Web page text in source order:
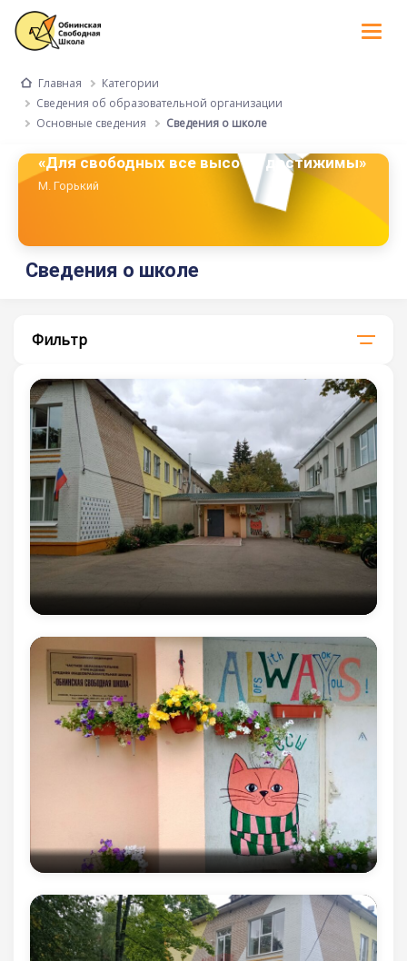
Главная
Категории
Сведения об образовательной организации
Основные сведения
Сведения о школе
«Для свободных все высоты достижимы»
М. Горький
Сведения о школе
Фильтр